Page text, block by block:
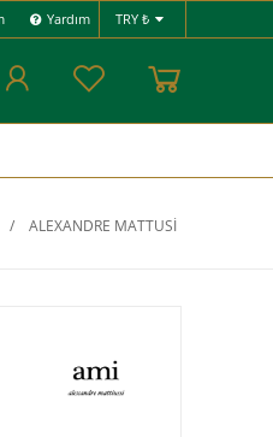
Yardım TRY ₺
/ ALEXANDRE MATTUSİ